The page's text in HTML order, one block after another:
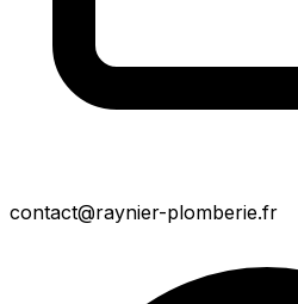
contact@raynier-plomberie.fr